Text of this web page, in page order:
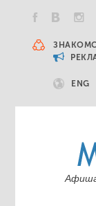
ENG